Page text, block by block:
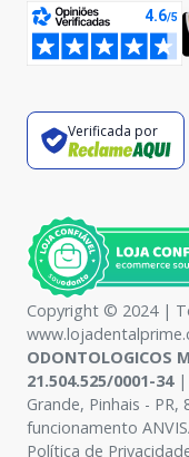
Verificada por
Copyright © 2024 |
ODONTOLOGICOS
21.504.525/0001-34|
Grande, Pinhais -
funcionamento
Política de